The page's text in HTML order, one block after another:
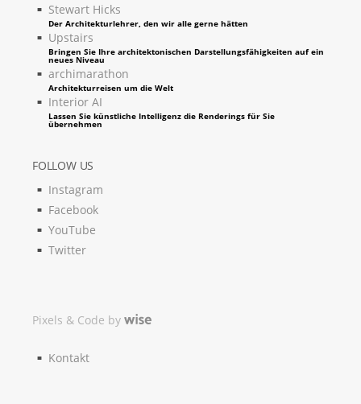
Stewart Hicks
Der Architekturlehrer, den wir alle gerne hätten
Upstairs
Bringen Sie Ihre architektonischen Darstellungsfähigkeiten auf ein
neues Niveau
archimarathon
Architekturreisen um die Welt
Interior AI
Lassen Sie künstliche Intelligenz die Renderings für Sie
übernehmen
FOLLOW US
Instagram
Facebook
YouTube
Twitter
Pixels & Code by
Kontakt